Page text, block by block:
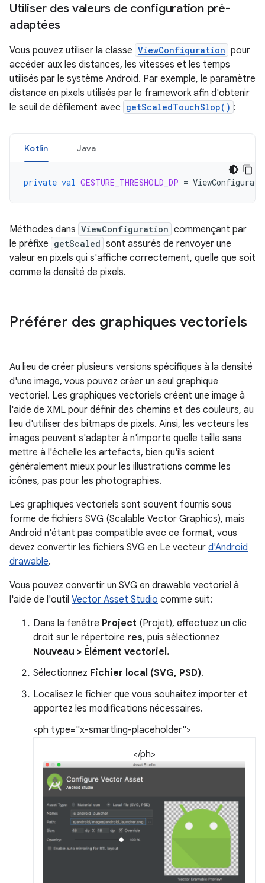
Utiliser des valeurs de configuration pré-
adaptées
Vous pouvez utiliser la classe ViewConfiguration pour
accéder aux les distances, les vitesses et les temps
utilisés par le système Android. Par exemple, le paramètre
distance en pixels utilisés par le framework afin d'obtenir
le seuil de défilement avec getScaledTouchSlop() :
Kotlin Java
private val GESTURE_THRESHOLD_DP =
Méthodes dans ViewConfiguration commençant par
le préfixe getScaled sont assurés de renvoyer une
valeur en pixels qui s'affiche correctement, quelle que soit
comme la densité de pixels.
Préférer des graphiques vectoriels
Au lieu de créer plusieurs versions spécifiques à la densité
d'une image, vous pouvez créer un seul graphique
vectoriel. Les graphiques vectoriels créent une image à
l'aide de XML pour définir des chemins et des couleurs, au
lieu d'utiliser des bitmaps de pixels. Ainsi, les vecteurs les
images peuvent s'adapter à n'importe quelle taille sans
mettre à l'échelle les artefacts, bien qu'ils soient
généralement mieux pour les illustrations comme les
icônes, pas pour les photographies.
Les graphiques vectoriels sont souvent fournis sous
forme de fichiers SVG (Scalable Vector Graphics), mais
Android n'étant pas compatible avec ce format, vous
devez convertir les fichiers SVG en Le vecteur d'Android
drawable.
Vous pouvez convertir un SVG en drawable vectoriel à
l'aide de l'outil Vector Asset Studio comme suit:
Dans la fenêtre Project (Projet), effectuez un clic
droit sur le répertoire res, puis sélectionnez
Nouveau > Élément vectoriel.
Sélectionnez Fichier local (SVG, PSD).
Localisez le fichier que vous souhaitez importer et
apportez les modifications nécessaires.
<ph type="x-smartling-placeholder">
</ph>